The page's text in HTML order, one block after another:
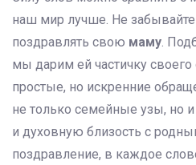
наш мир лучше. Не забывайте
поздравлять свою маму.
мы дарим ей частичку
простые, но искренние
не только семейные узы, но
и духовную близость с
поздравление, в каждое